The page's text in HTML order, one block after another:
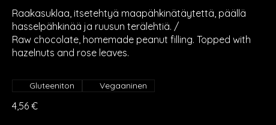
Raakasuklaa, itsetehtyä maapähkinätäytettä, päällä
hasselpähkinää ja ruusun terälehtiä. /
Raw chocolate, homemade peanut filling. Topped with
hazelnuts and rose leaves.
4,56 €
Gluteeniton Vegaaninen